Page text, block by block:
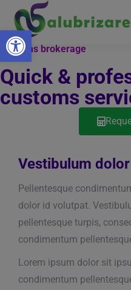
Deschide bara
Customs brokerage
Quick &
customs
Vestibulum
Pellentesque
dolor id volutpat.
pellentesque turpis,
condimentum
Lorem ipsum dolor sit
condimentum